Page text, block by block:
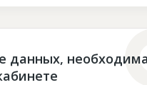
данных,